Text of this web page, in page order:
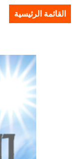
القائمة الرئيسية